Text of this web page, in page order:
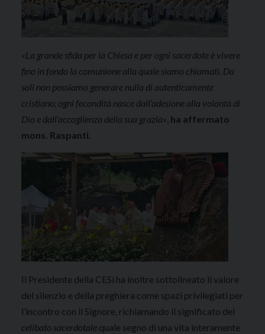
«La grande sfida per la Chiesa e per ogni sacerdote è vivere
fino in fondo la comunione alla quale siamo chiamati. Da
soli non possiamo generare nulla di autenticamente
cristiano; ogni fecondità nasce dall’adesione alla volontà di
Dio e dall’accoglienza della sua grazia» ha affermato
mons. Raspanti.
Il Presidente della CESi ha inoltre sottolineato il valore
del silenzio e della preghiera come spazi privilegiati per
l’incontro con il Signore, richiamando il significato del
celibato sacerdotale quale segno di una vita interamente